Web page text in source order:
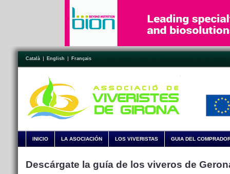
Català English Français
INICIO LA ASOCIACIÓN LOS VIVERISTAS GUIA DEL
Descárgate la guía de los viveros de